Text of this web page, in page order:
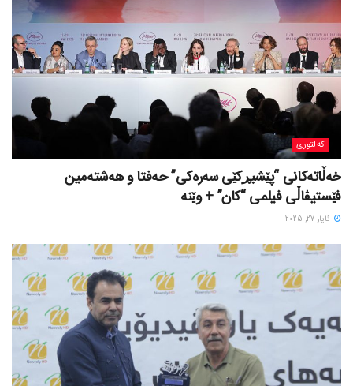
کەلتوری
خه‌ڵاته‌کانی “پێشبڕکێی سه‌ره‌کی” حه‌فتا و هه‌شته‌مین
فێستیڤاڵی فیلمی “کان” + وێنە
ئایار 27, 2025